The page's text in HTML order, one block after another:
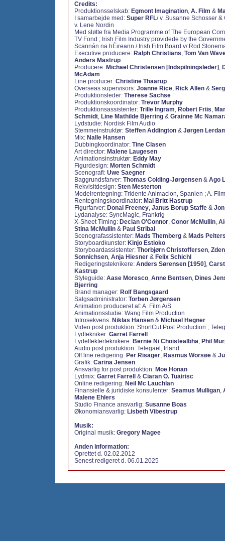
Credits:
Produktionsselskab: Egmont Imagination, A. Film &
I samarbejde med: Super RFL/ v. Susanne Schosser
v. Lene Nordin
Med støtte fra Media Programme of The European
TV Fond ; Irish Film Industry providede by the
Scannán na hÉireann / Irish Film Board v/ Rod
Executive producere: Ralph Christians, Tom Van
Anders Mastrup
Producere: Michael Christensen [Indspilningsleder] ,
McAdam
Line producer: Christine Thaarup
Overseas supervisors: Joanne Rice, Rick Allen &
Produktionsleder: Therese Sachse
Produktionskoordinator: Trevor Murphy
Produktionsassistenter: Trille Ingram, Robert Friis,
Schmidt, Line Mathilde Bjerring & Grainne Mc
Lydstudie: Nordisk Film Audio
Stemmeinstruktør: Steffen Addington & Jørgen
Mix: Nalle Hansen
Dubbingkoordinator: Tine Clasen
Art director: Malene Laugesen
Animationsinstruktør: Eddy May
Figurdesign: Morten Schmidt
Scenografi: Uwe Saegner
Baggrundsfarver: Thomas Colding-Jørgensen & Ago
Rekvisitdesign: Sten Mesterton
Modelrentegning: Tridente Animacion, Spanien ; A.
Rentegningskoordinator: Mai Britt Hastrup
Figurfarver: Donal Freeney, Janus Borup Staffe &
Lydanalyse: SyncMagic, Frankrig
X-Sheet Timing: Declan O'Connor, Conor McMullin,
Stina McMullin & Paul Stribal
Scenografassistenter: Mads Themberg & Mads
Storyboardkunster: Kinjo Estioko
Storyboardassistenter: Thorbjørn Christoffersen,
Sonnichsen, Anja Hiesner & Felix Schichl
Redigeringsteknikere: Anders Sørensen [1950] ,
Kastrup
Styleguide: Aase Moresco, Anne Bentsen, Dines
Bjerring
Brand manager: Rolf Bangsgaard
Salgsadministrator: Torben Jørgensen
Animation produceret af: A. Film A/S
Animationsstudie: Wang Film Production
Introsekvens: Niklas Hansen & Michael Hegner
Video post produktion: ShortCut Post Production ;
Lydtekniker: Garret Farrell
Lydeffekterteknikere: Bernie Ni Choistealbha, Phil
Audio post produktion: Telegael, Irland
Off line redigering: Per Risager, Rasmus Worsøe &
Grafik: Carina Jensen
Ansvarlig for post produktion: Moe Honan
Lydmix: Garret Farrell & Ciaran O. Tuairisc
Online redigering: Neil Mc Lauchlan
Finansielle & juridiske konsulenter: Seamus Mulligan,
Malene Ehlers
Studio Finance ansvarlig: Susanne Boas
Økonomiansvarlig: Lisbeth Vibestrup
Musik:
Original musik: Gregory Magee
Anden information:
Oprettet d. 02.02.2012
Senest redigeret d. 06.01.2025